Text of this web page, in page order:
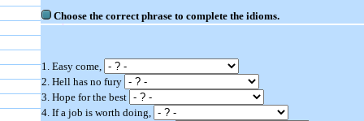
Choose the correct phrase to complete the idioms.
1. Easy come,
2. Hell has no fury
3. Hope for the best
4. If a job is worth doing,